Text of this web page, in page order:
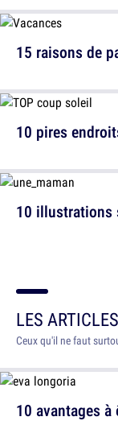
10 pires
15 raisons de
10 illustrations
LES ARTICLES
Ceux qu'il ne faut
10 avantages